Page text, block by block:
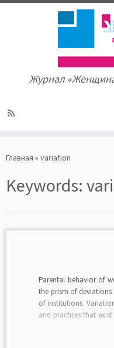
to
Журнал
Главная » variation
Keywords:
Parental behavior of
the prism of
of institutions.
and practices that